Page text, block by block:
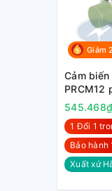
Giảm
Cảm
PRCM12
220VAC
545.468₫
1 Đổi 1
Bảo hành
Xuất xứ